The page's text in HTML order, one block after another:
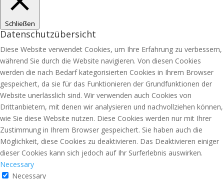
Schließen
Datenschutzübersicht
Diese Website verwendet Cookies, um Ihre Erfahrung zu verbessern,
während Sie durch die Website navigieren. Von diesen Cookies
werden die nach Bedarf kategorisierten Cookies in Ihrem Browser
gespeichert, da sie für das Funktionieren der Grundfunktionen der
Website unerlässlich sind. Wir verwenden auch Cookies von
Drittanbietern, mit denen wir analysieren und nachvollziehen können,
wie Sie diese Website nutzen. Diese Cookies werden nur mit Ihrer
Zustimmung in Ihrem Browser gespeichert. Sie haben auch die
Möglichkeit, diese Cookies zu deaktivieren. Das Deaktivieren einiger
dieser Cookies kann sich jedoch auf Ihr Surferlebnis auswirken.
Necessary
Necessary